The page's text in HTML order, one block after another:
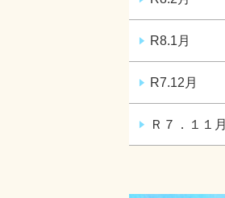
R8.1月
R7.12月
Ｒ７．１１月